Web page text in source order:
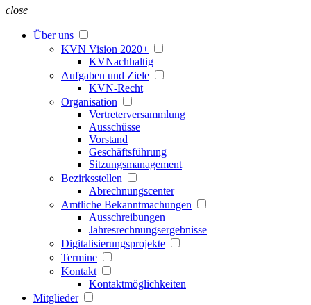
close
Über uns
KVN Vision 2020+
KVNachhaltig
Aufgaben und Ziele
KVN-Recht
Organisation
Vertreterversammlung
Ausschüsse
Vorstand
Geschäftsführung
Sitzungsmanagement
Bezirksstellen
Abrechnungscenter
Amtliche Bekanntmachungen
Ausschreibungen
Jahresrechnungsergebnisse
Digitalisierungsprojekte
Termine
Kontakt
Kontaktmöglichkeiten
Mitglieder